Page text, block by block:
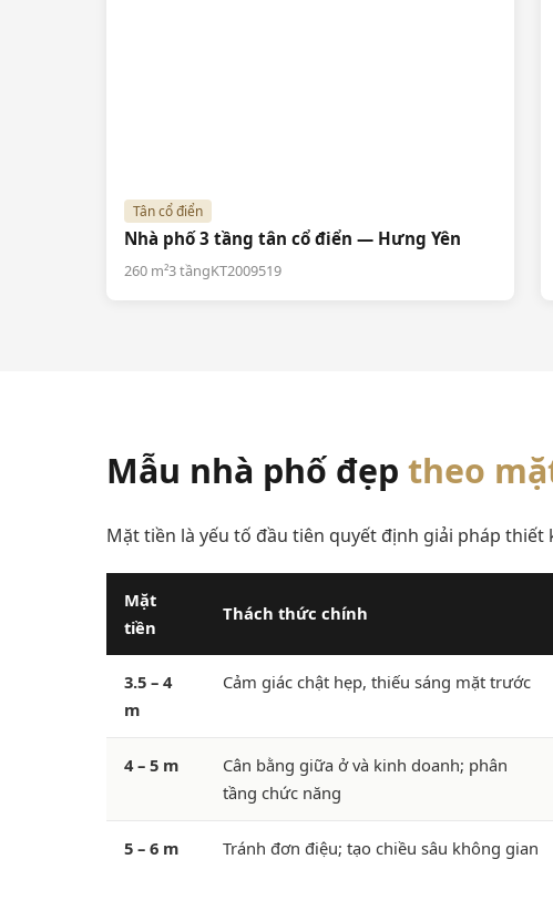
Tân cổ điển
Nhà phố 3 tầng tân cổ điển — Hưng Yên
260 m²3 tầngKT2009519
Mẫu nhà phố đẹp theo
Mặt tiền là yếu tố đầu tiên quyết định giải pháp
Mặt
tiền
Thách thức chính
3.5 – 4
m
Cảm giác chật hẹp, thiếu sáng mặt trước
4 – 5 m
Cân bằng giữa ở và kinh doanh; phân
tầng chức năng
5 – 6 m Tránh đơn điệu; tạo chiều sâu không gian